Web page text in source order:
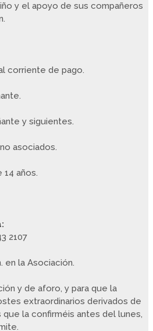
y el apoyo de sus compañeros
corriente de pago.
y siguientes.
asociados.
14 años.
2107
en la Asociación.
y de aforo, y para que la
extraordinarios derivados de
que la confirméis antes del lunes,